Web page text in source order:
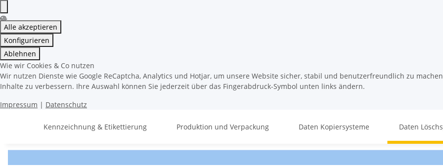
Alle akzeptieren
Konfigurieren
Ablehnen
Wie wir Cookies & Co nutzen
Wir nutzen Dienste wie Google ReCaptcha, Analytics und Hotjar, um unsere Website sicher, stabil und benutzerfreundlich zu
Inhalte zu verbessern. Ihre Auswahl können Sie jederzeit über das Fingerabdruck-Symbol unten links ändern.
Impressum | Datenschutz
Kennzeichnung & Etikettierung Produktion und Verpackung Daten Kopiersysteme Daten